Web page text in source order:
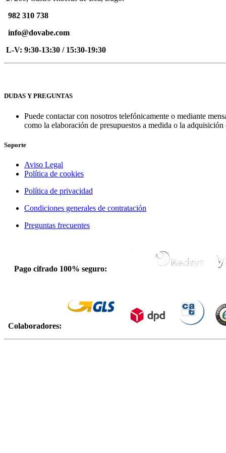
982 310 738
info@dovabe.com
L-V: 9:30-13:30 / 15:30-19:30
DUDAS Y PREGUNTAS
Puede contactar con nosotros telefónicamente o mediante
como la elaboración de presupuestos a medida o la
Soporte
Aviso Legal
Política de cookies
Política de privacidad
Condiciones generales de contratación
Preguntas frecuentes
Pago cifrado 100% seguro:
Colaboradores: